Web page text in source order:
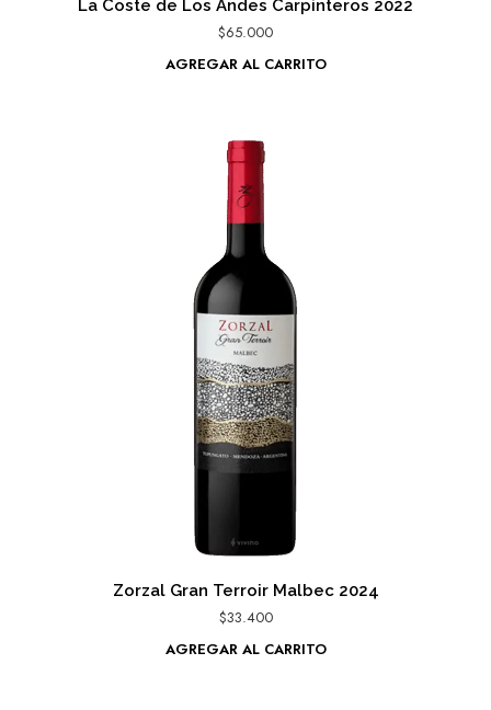
La Coste de Los Andes Carpinteros 2022
$65.000
AGREGAR AL CARRITO
Zorzal Gran Terroir Malbec 2024
$33.400
AGREGAR AL CARRITO